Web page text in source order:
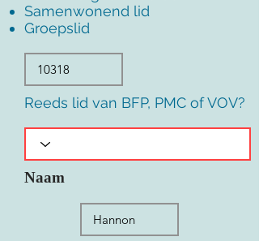
Samenwonend lid
Groepslid
Reeds lid van BFP, PMC of VOV?
Naam